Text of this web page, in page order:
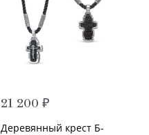
21 200 ₽
Деревянный крест Б-